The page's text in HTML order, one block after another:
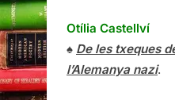
Otília Castellví
♠ De les txeques
l’Alemanya nazi.